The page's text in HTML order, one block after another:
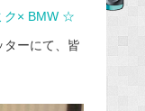
ク× BMW ☆
ーにて、皆